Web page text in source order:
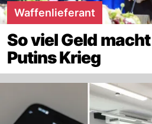
Waffenlieferant
So viel Geld
Putins Krieg